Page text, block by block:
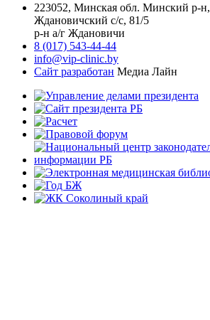
223052, Минская обл. Минский р-н,
Ждановичский с/с, 81/5
р-н а/г Ждановичи
8 (017) 543-44-44
info@vip-clinic.by
Сайт разработан Медиа Лайн